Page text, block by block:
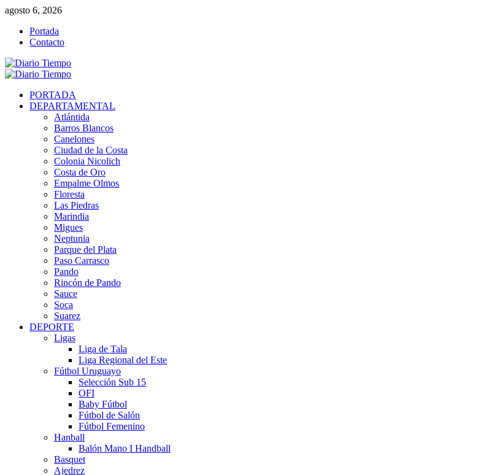
Saltar
contenido
agosto 6, 2026
Portada
Contacto
Menú
PORTADA
DEPARTAMENTAL
Atlántida
Barros Blancos
Canelones
Ciudad de la Costa
Colonia Nicolich
Costa de Oro
Empalme Olmos
Floresta
Las Piedras
Marindia
Migues
Neptunia
Parque del Plata
Paso Carrasco
Pando
Rincón de Pando
Sauce
Soca
Suarez
DEPORTE
Ligas
Liga de Tala
Liga Regional del Este
Fútbol Uruguayo
Selección Sub 15
OFI
Baby Fútbol
Fútbol de Salón
Fútbol Femenino
Hanball
Balón Mano I Handball
Basquet
Ajedrez